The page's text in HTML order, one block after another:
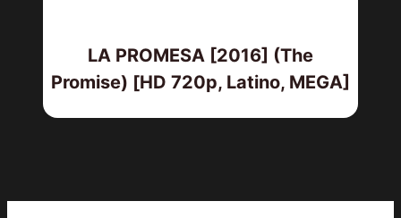
LA PROMESA [2016] (The
Promise) [HD 720p, Latino, MEGA]